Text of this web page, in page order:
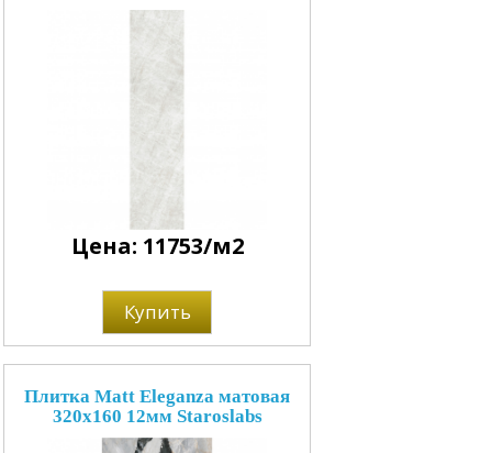
Цена: 11753/м2
Купить
Плитка Matt Eleganza матовая
320x160 12мм Staroslabs